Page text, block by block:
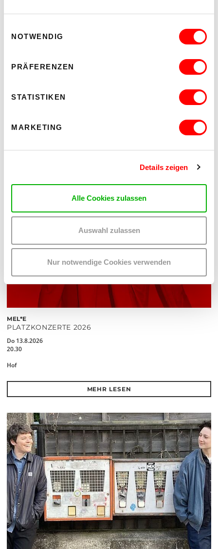
NOTWENDIG
PRÄFERENZEN
STATISTIKEN
MARKETING
Details zeigen
Alle Cookies zulassen
Auswahl zulassen
Nur notwendige Cookies verwenden
PALOMA 004
20.30
MEL*E
PLATZKONZERTE 2026
Do 13.8.2026
20.30
Hof
MEHR LESEN